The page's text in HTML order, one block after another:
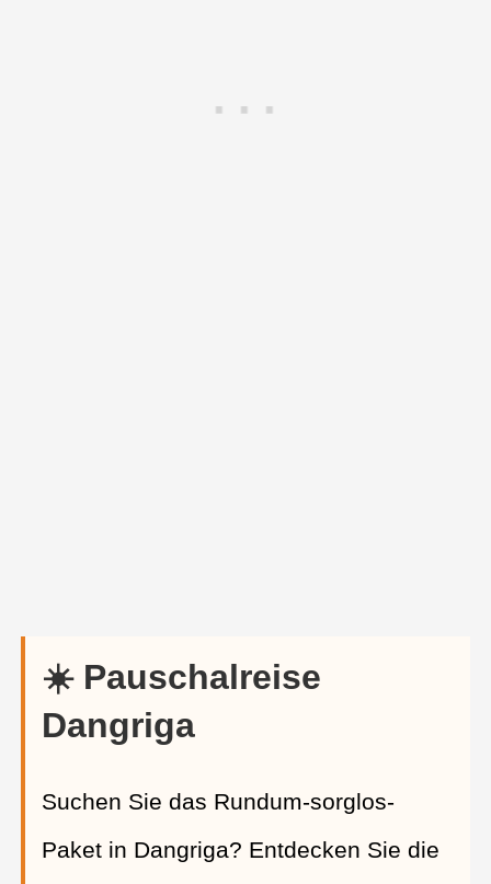
☀️ Pauschalreise
Dangriga
Suchen Sie das Rundum-sorglos-
Paket in Dangriga? Entdecken Sie die